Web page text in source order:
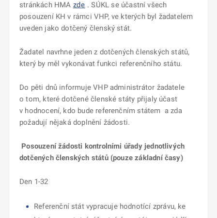
stránkách HMA zde .SÚKL se účastní všech
posouzení KH v rámci VHP, ve kterých byl žadatelem
uveden jako dotčený členský stát.
Žadatel navrhne jeden z dotčených členských států,
který by měl vykonávat funkci referenčního státu.
Do pěti dnů informuje VHP administrátor žadatele
o tom, které dotčené členské státy přijaly účast
v hodnocení, kdo bude referenčním státem a zda
požadují nějaká doplnění žádosti.
Posouzení žádosti kontrolními úřady jednotlivých
dotčených členských států (pouze základní časy)
Den 1-32
Referenční stát vypracuje hodnotící zprávu, ke